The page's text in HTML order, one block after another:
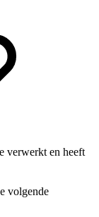
verwerkt en heeft
volgende